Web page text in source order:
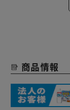
商品情報